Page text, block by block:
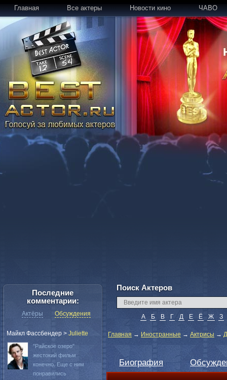
Главная Все актеры Новости кино ЧАВО
Поиск Актеров
А Б В Г Д Е Ё Ж З
Главная → Иностранные → Актрисы →
Биография
Последние
комментарии:
Актёры Обсуждения
Майкл Фассбендер > Juliette
"Райское озеро"
жестокий фильм
конечно. Еще с ним
понравились